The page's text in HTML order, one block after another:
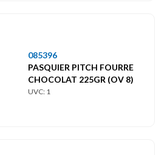
085396
PASQUIER PITCH FOURRE
CHOCOLAT 225GR (OV 8)
UVC: 1